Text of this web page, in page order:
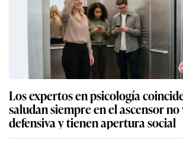
Los expertos en psicología
saludan siempre en el ascensor no
defensiva y tienen apertura social